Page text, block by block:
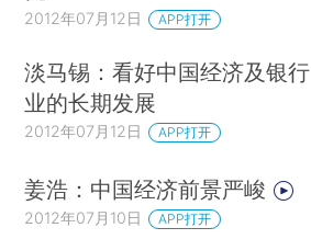
2012年07月12日 APP打开
淡马锡：看好中国经济及银行
业的长期发展
2012年07月12日 APP打开
姜浩：中国经济前景严峻
2012年07月10日 APP打开